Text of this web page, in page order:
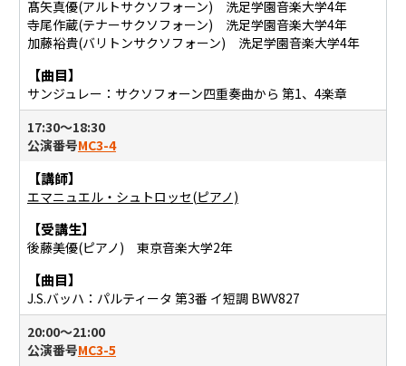
髙矢真優(アルトサクソフォーン) 洗足学園音楽大学4年
寺尾作蔵(テナーサクソフォーン) 洗足学園音楽大学4年
加藤裕貴(バリトンサクソフォーン) 洗足学園音楽大学4年
【曲目】
サンジュレー：サクソフォーン四重奏曲から 第1、4楽章
17:30〜18:30
公演番号MC3-4
【講師】
エマニュエル・シュトロッセ(ピアノ)
【受講生】
後藤美優(ピアノ) 東京音楽大学2年
【曲目】
J.S.バッハ：パルティータ 第3番 イ短調 BWV827
20:00〜21:00
公演番号MC3-5